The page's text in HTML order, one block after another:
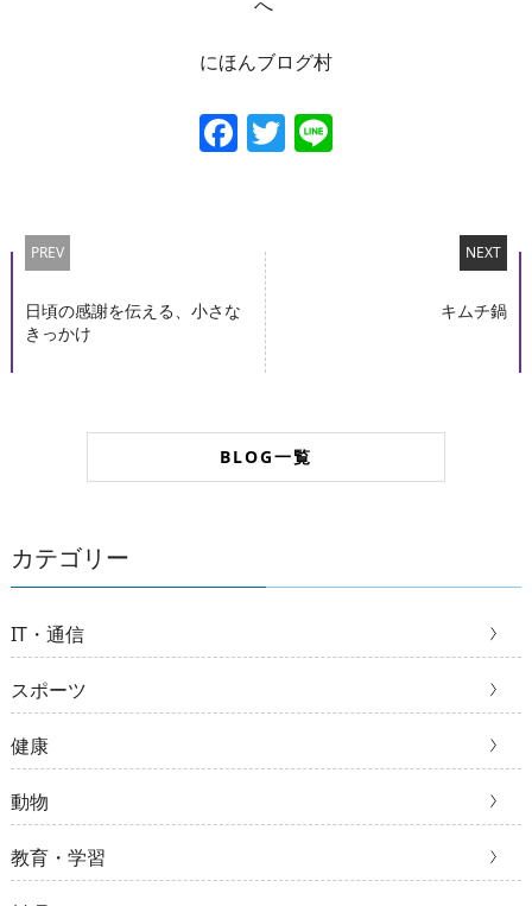
にほんブログ村
Facebook
Twitter
Line
PREV
日頃の感謝を伝える、小さな
きっかけ
NEXT
キムチ鍋
BLOG一覧
カテゴリー
IT・通信
スポーツ
健康
動物
教育・学習